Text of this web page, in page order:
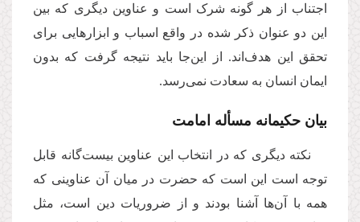
اجتناب از هر گونه شرک است و عناوین دیگری که بین
این دو عنوان ذکر شده در واقع اسباب و ابزارهایی برای
تحقق این هدف‌اند. از این‌جا باید نتیجه گرفت که بدون
ایمان انسان به سعادت نمی‌رسد.
بیان حکیمانه مسأله امامت
نکته دیگری که در انتخاب این عناوین بیست‌گانه قابل
توجه است این است که حضرت در میان آن عناوینی که
همه با آن‌ها آشنا بودند و از ضروریات دین است، مثل